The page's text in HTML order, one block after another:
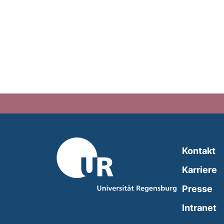
Kontakt
Karriere
Presse
Intranet